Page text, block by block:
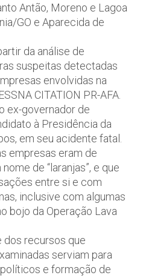
Antão, Moreno e Lagoa
GO e Aparecida de
da análise de
suspeitas detectadas
envolvidas na
CITATION PR-AFA.
ex-governador de
à Presidência da
em seu acidente fatal.
empresas eram de
de “laranjas”, e que
entre si e com
inclusive com algumas
bojo da Operação Lava
dos recursos que
serviam para
e formação de